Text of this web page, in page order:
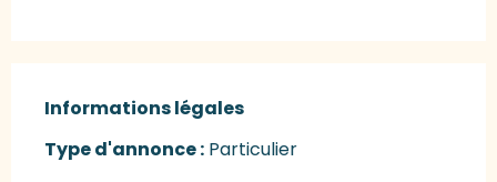
Informations légales
Informations légales
Type d'annonce : Particulier